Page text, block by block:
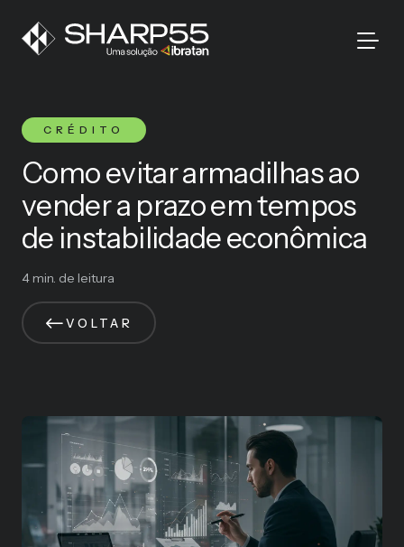
VOLTAR
CRÉDITO
Como evitar armadilhas ao
vender a prazo em tempos
de instabilidade econômica
4 min. de leitura